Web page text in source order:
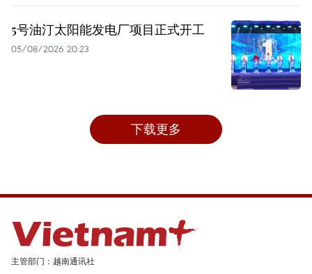
5号油汀太阳能发电厂项目正式开工
05/08/2026 20:23
下载更多
主管部门：越南通讯社